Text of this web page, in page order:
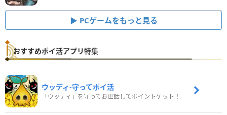
PCゲームをもっと見る
おすすめポイ活アプリ特集
ウッディ‐守ってポイ活
「ウッディ」を守ってお世話してポイントゲット！